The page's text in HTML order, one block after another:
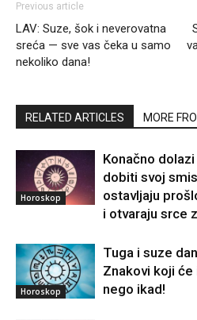
Previous article
LAV: Suze, šok i neverovatna
sreća — sve vas čeka u samo
nekoliko dana!
RELATED ARTICLES MORE
Horoskop
Konačno
dobiti svoj
ostavljaju
i otvaraju srce
Horoskop
Tuga i suze
Znakovi koji
nego ikad!